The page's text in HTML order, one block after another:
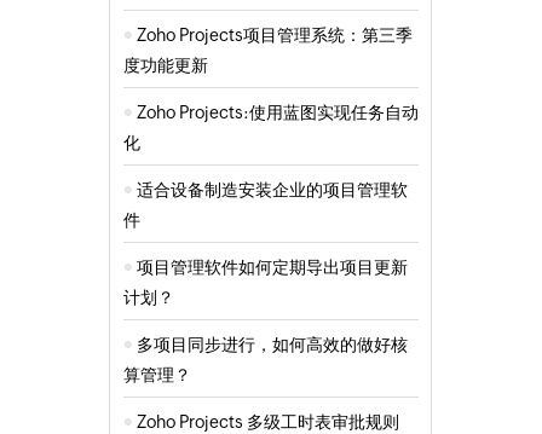
Zoho Projects项目管理系统：第三季
度功能更新
Zoho Projects:使用蓝图实现任务自动
化
适合设备制造安装企业的项目管理软
件
项目管理软件如何定期导出项目更新
计划？
多项目同步进行，如何高效的做好核
算管理？
Zoho Projects 多级工时表审批规则